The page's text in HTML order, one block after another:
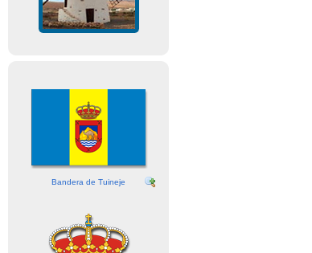
Bandera de Tuineje